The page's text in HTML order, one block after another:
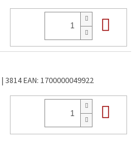
| 3814EAN: 1700000049922